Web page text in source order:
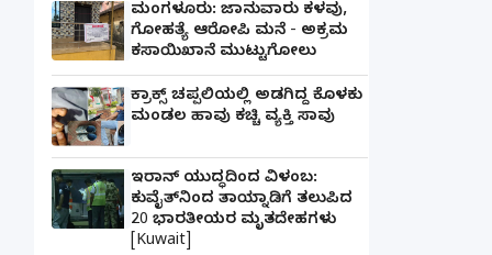
ಮಂಗಳೂರು: ಜಾನುವಾರು ಕಳವು,
ಗೋಹತ್ಯೆ ಆರೋಪಿ ಮನೆ - ಅಕ್ರಮ
ಕಸಾಯಿಖಾನೆ ಮುಟ್ಟುಗೋಲು
ಕ್ರಾಕ್ಸ್ ಚಪ್ಪಲಿಯಲ್ಲಿ ಅಡಗಿದ್ದ ಕೊಳಕು
ಮಂಡಲ ಹಾವು ಕಚ್ಚಿ ವ್ಯಕ್ತಿ ಸಾವು
ಇರಾನ್ ಯುದ್ಧದಿಂದ ವಿಳಂಬ:
ಕುವೈತ್‌ನಿಂದ ತಾಯ್ನಾಡಿಗೆ ತಲುಪಿದ
20 ಭಾರತೀಯರ ಮೃತದೇಹಗಳು
[Kuwait]